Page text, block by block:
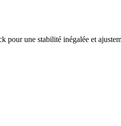
une stabilité inégalée et